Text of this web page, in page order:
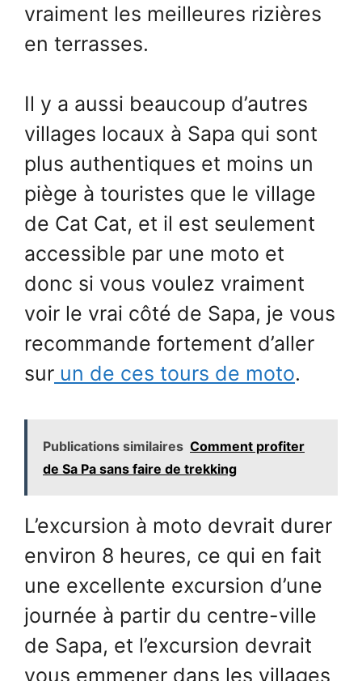
vraiment les meilleures rizières
en terrasses.
Il y a aussi beaucoup d’autres
villages locaux à Sapa qui sont
plus authentiques et moins un
piège à touristes que le village
de Cat Cat, et il est seulement
accessible par une moto et
donc si vous voulez vraiment
voir le vrai côté de Sapa, je vous
recommande fortement d’aller
sur un de ces tours de moto.
Publications similaires Comment profiter
de Sa Pa sans faire de trekking
L’excursion à moto devrait durer
environ 8 heures, ce qui en fait
une excellente excursion d’une
journée à partir du centre-ville
de Sapa, et l’excursion devrait
vous emmener dans les villages